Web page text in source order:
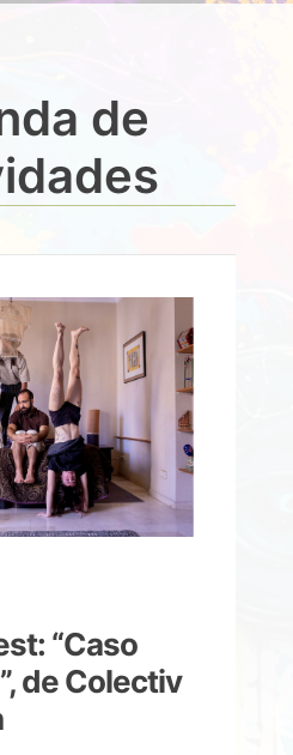
de
“Caso
de Colectiv